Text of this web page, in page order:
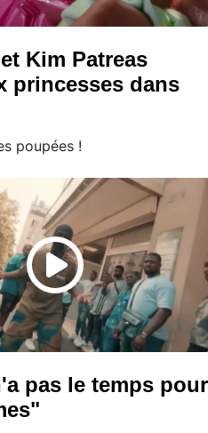
Kim Patreas
princesses dans
poupées !
pas le temps pour